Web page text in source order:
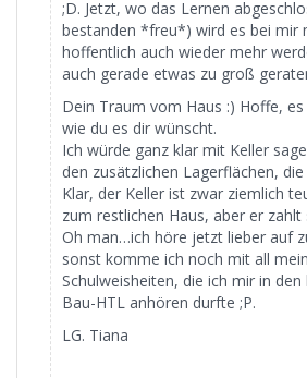
;D. Jetzt, wo das Lernen
bestanden *freu*) wird es bei mir
hoffentlich auch wieder mehr
auch gerade etwas zu groß
Dein Traum vom Haus :) Hoffe,
wie du es dir wünscht.
Ich würde ganz klar mit Keller
den zusätzlichen Lagerflächen,
Klar, der Keller ist zwar ziemlich
zum restlichen Haus, aber er zahlt
Oh man…ich höre jetzt lieber auf
sonst komme ich noch mit all
Schulweisheiten, die ich mir in den
Bau-HTL anhören durfte ;P.
LG. Tiana